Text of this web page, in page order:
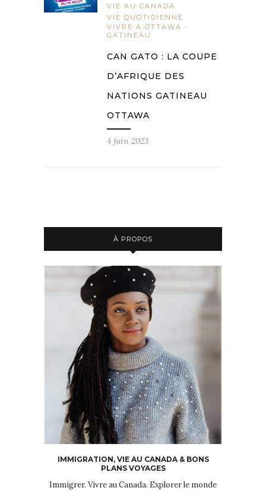
VIE AU CANADA
VIE QUOTIDIENNE
VIVRE À OTTAWA -
GATINEAU
CAN GATO : LA COUPE
D’AFRIQUE DES
NATIONS GATINEAU
OTTAWA
4 juin 2023
À PROPOS
IMMIGRATION, VIE AU CANADA & BONS
PLANS VOYAGES
Immigrer. Vivre au Canada. Explorer le monde